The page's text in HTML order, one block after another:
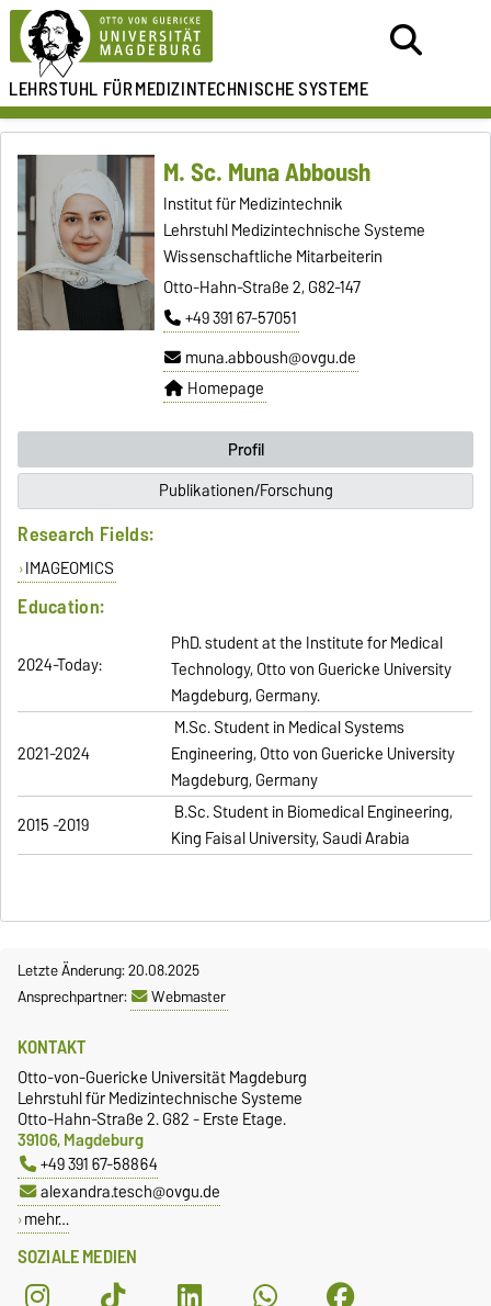
LEHRSTUHL FÜRMEDIZINTECHNISCHE SYSTEME
M. Sc. Muna Abboush
Institut für Medizintechnik
Lehrstuhl Medizintechnische Systeme
Wissenschaftliche Mitarbeiterin
Otto-Hahn-Straße 2, G82-147
+49 391 67-57051
muna.abboush@ovgu.de
Homepage
Profil
Publikationen/Forschung
Research Fields:
IMAGEOMICS
Education:
2024-Today:
PhD. student at the Institute for Medical
Technology, Otto von Guericke University
Magdeburg, Germany.
2021-2024
M.Sc. Student in Medical Systems
Engineering, Otto von Guericke University
Magdeburg, Germany
2015 -2019
B.Sc. Student in Biomedical Engineering,
King Faisal University, Saudi Arabia
Letzte Änderung: 20.08.2025
Ansprechpartner:
Webmaster
SOZIALE MEDIEN
KONTAKT
Otto-von-Guericke Universität Magdeburg
Lehrstuhl für Medizintechnische Systeme
Otto-Hahn-Straße 2. G82 - Erste Etage.
39106, Magdeburg
+49 391 67-58864
alexandra.tesch@ovgu.de
mehr…